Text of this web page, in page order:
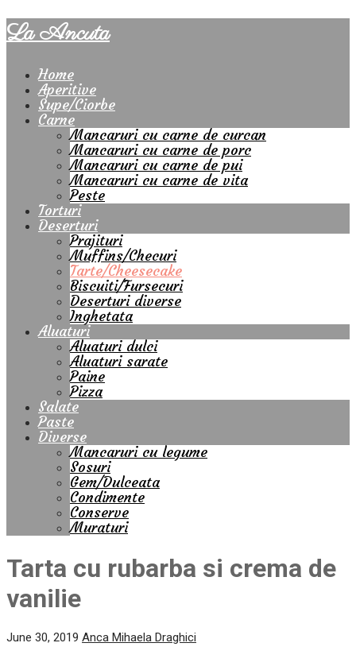
La Ancuta
Home
Aperitive
Supe/Ciorbe
Carne
Mancaruri cu carne de curcan
Mancaruri cu carne de porc
Mancaruri cu carne de pui
Mancaruri cu carne de vita
Peste
Torturi
Deserturi
Prajituri
Muffins/Checuri
Tarte/Cheesecake
Biscuiti/Fursecuri
Deserturi diverse
Inghetata
Aluaturi
Aluaturi dulci
Aluaturi sarate
Paine
Pizza
Salate
Paste
Diverse
Mancaruri cu legume
Sosuri
Gem/Dulceata
Condimente
Conserve
Muraturi
Tarta cu rubarba si crema de
vanilie
June 30, 2019 Anca Mihaela Draghici